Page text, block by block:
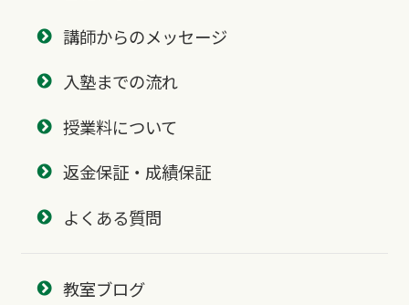
講師からのメッセージ
入塾までの流れ
授業料について
返金保証・成績保証
よくある質問
教室ブログ